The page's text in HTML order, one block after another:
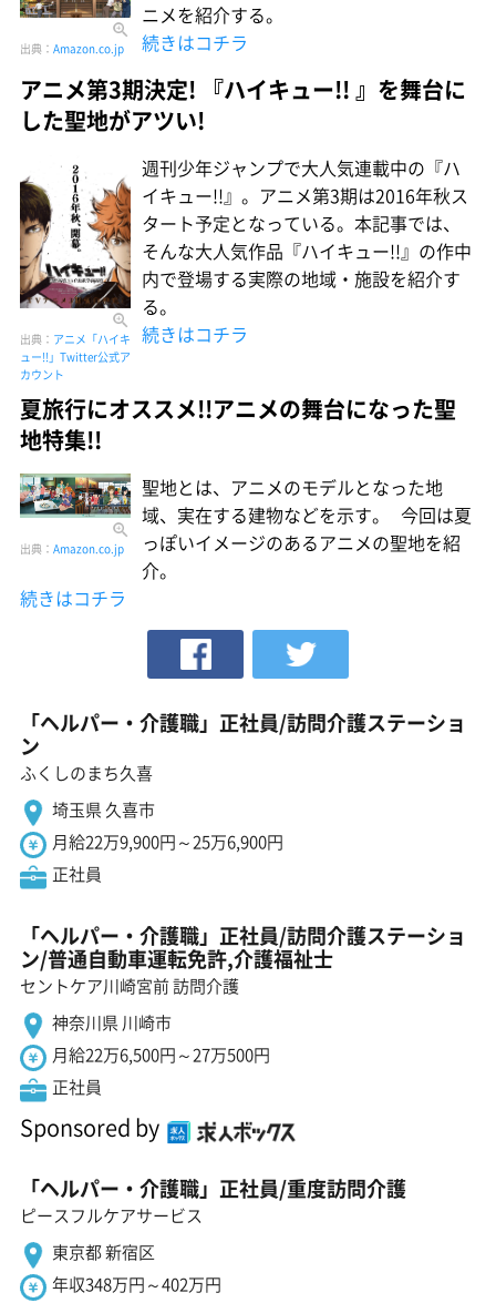
出典： Amazon.co.jp
ニメを紹介する。
続きはコチラ
アニメ第3期決定! 『ハイキュー!! 』を舞台に
した聖地がアツい!
出典： アニメ「ハイキ
ュー!!」Twitter公式ア
カウント
週刊少年ジャンプで大人気連載中の『ハ
イキュー!!』。アニメ第3期は2016年秋ス
タート予定となっている。本記事では、
そんな大人気作品『ハイキュー!!』の作中
内で登場する実際の地域・施設を紹介す
る。
続きはコチラ
夏旅行にオススメ!!アニメの舞台になった聖
地特集!!
出典： Amazon.co.jp
聖地とは、アニメのモデルとなった地
域、実在する建物などを示す。 今回は夏
っぽいイメージのあるアニメの聖地を紹
介。
続きはコチラ
「ヘルパー・介護職」正社員/訪問介護ステーショ
ン
ふくしのまち久喜
埼玉県 久喜市
月給22万9,900円～25万6,900円
正社員
「ヘルパー・介護職」正社員/訪問介護ステーショ
ン/普通自動車運転免許,介護福祉士
セントケア川崎宮前 訪問介護
神奈川県 川崎市
月給22万6,500円～27万500円
正社員
Sponsored by
「ヘルパー・介護職」正社員/重度訪問介護
ピースフルケアサービス
東京都 新宿区
年収348万円～402万円